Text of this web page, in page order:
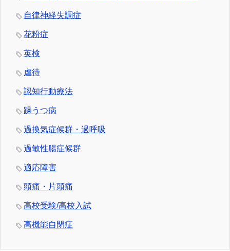
自律神経失調症
花粉症
英検
虐待
認知行動療法
躁うつ病
過換気症候群・過呼吸
過敏性腸症候群
適応障害
頭痛・片頭痛
高校受験/高校入試
高機能自閉症